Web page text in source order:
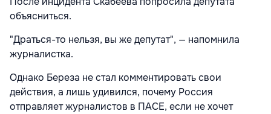
объясниться.
"Драться-то нельзя, вы же депутат", — напомнила
журналистка.
Однако Береза не стал комментировать свои
действия, а лишь удивился, почему Россия
отправляет журналистов в ПАСЕ, если не хочет